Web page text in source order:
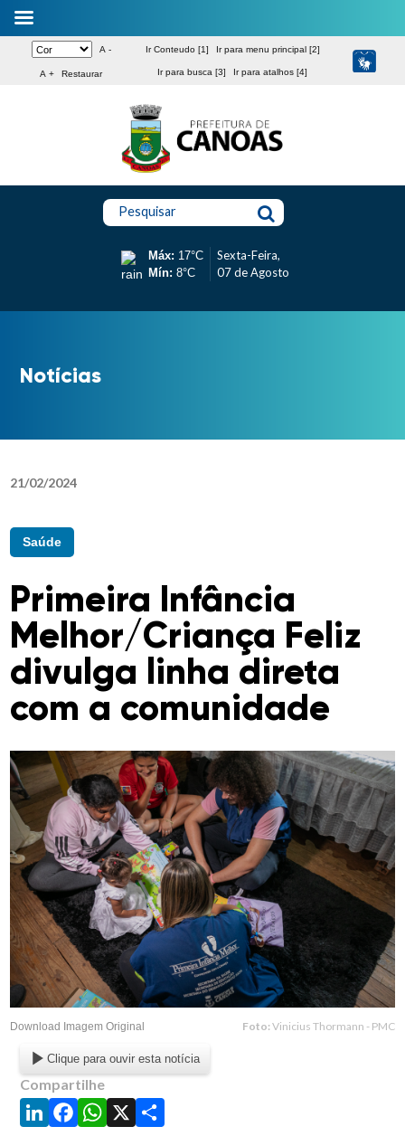
A -
A + Restaurar
Ir Conteudo [1] Ir para menu principal [2]
Ir para busca [3] Ir para atalhos [4]
Pesquisar
Máx: 17°C
Mín: 8°C
Sexta-Feira,
07 de Agosto
Notícias
21/02/2024
Saúde
Primeira Infância
Melhor/Criança Feliz
divulga linha direta
com a comunidade
Download Imagem Original Foto: Vinicius Thormann - PMC
Clique para ouvir esta notícia
Compartilhe
LinkedIn
Facebook
WhatsApp
X Share